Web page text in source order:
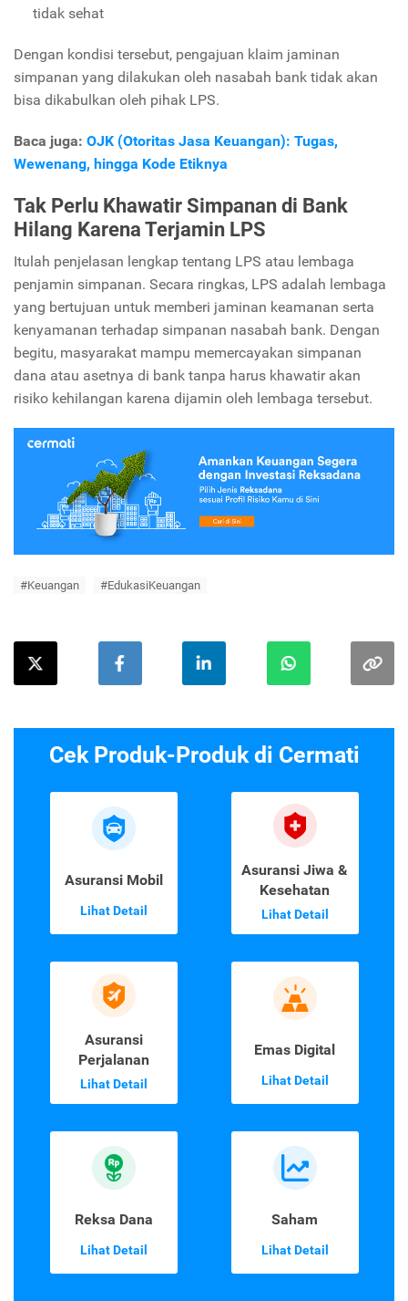
tidak sehat
Dengan kondisi tersebut, pengajuan klaim jaminan
simpanan yang dilakukan oleh nasabah bank tidak akan
bisa dikabulkan oleh pihak LPS.
Baca juga: OJK (Otoritas Jasa Keuangan): Tugas,
Wewenang, hingga Kode Etiknya
Tak Perlu Khawatir Simpanan di Bank
Hilang Karena Terjamin LPS
Itulah penjelasan lengkap tentang LPS atau lembaga
penjamin simpanan. Secara ringkas, LPS adalah lembaga
yang bertujuan untuk memberi jaminan keamanan serta
kenyamanan terhadap simpanan nasabah bank. Dengan
begitu, masyarakat mampu memercayakan simpanan
dana atau asetnya di bank tanpa harus khawatir akan
risiko kehilangan karena dijamin oleh lembaga tersebut.
#Keuangan #EdukasiKeuangan
Cek Produk-Produk di Cermati
Asuransi Mobil
Lihat Detail
Asuransi Jiwa &
Kesehatan
Lihat Detail
Asuransi
Perjalanan
Lihat Detail
Emas Digital
Lihat Detail
Reksa Dana
Lihat Detail
Saham
Lihat Detail